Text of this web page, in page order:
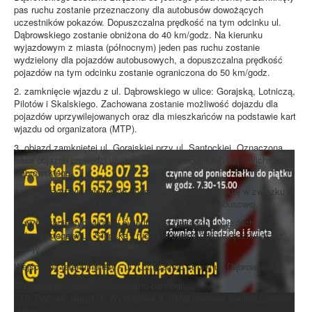
pas ruchu zostanie przeznaczony dla autobusów dowożących
uczestników pokazów. Dopuszczalna prędkość na tym odcinku ul.
Dąbrowskiego zostanie obniżona do 40 km/godz. Na kierunku
wyjazdowym z miasta (północnym) jeden pas ruchu zostanie
wydzielony dla pojazdów autobusowych, a dopuszczalna prędkość
pojazdów na tym odcinku zostanie ograniczona do 50 km/godz.
2. zamknięcie wjazdu z ul. Dąbrowskiego w ulice: Gorajską, Lotniczą,
Pilotów i Skalskiego. Zachowana zostanie możliwość dojazdu dla
pojazdów uprzywilejowanych oraz dla mieszkańców na podstawie kart
wjazdu od organizatora (MTP).
3. objazd zamkniętej ul. Gorajskiej przy ul. Santockiej. Oznaczona
trasa objazdu prowadzi ulicami: Dąbrowskiego, Słupską / Wichrową,
Dąbrowskiego.
4. zakaz zatrzymywania się i postoju na ul. Tatrzańskiej w związku z
poprowadzeniem nią tymczasowej komunikacji autobusowej.
5. wyłączenie sygnalizacji świetlnej na zjazdach i wjazdach z ul.
Dąbrowskiego w ul. Słupską - ruch kierowany będzie ręcznie przez
policję.
Wejście na teren imprezy - ul. Lotniczą od strony ul. Dąbrowskiego.
Dla gości pokazów przygotowano parkingi: